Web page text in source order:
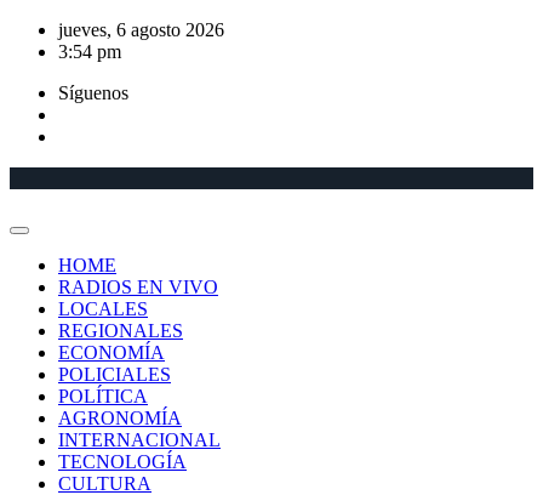
Saltar
jueves, 6 agosto 2026
3:54 pm
Síguenos
HOME
RADIOS EN VIVO
LOCALES
REGIONALES
ECONOMÍA
POLICIALES
POLÍTICA
AGRONOMÍA
INTERNACIONAL
TECNOLOGÍA
CULTURA